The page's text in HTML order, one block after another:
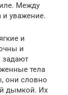
Между
и уважение.
и
и
задают
тела
они словно
дымкой. Их